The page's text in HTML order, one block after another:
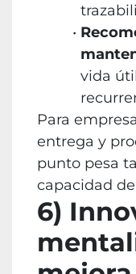
vida
Para
entrega y
punto pesa
capacidad
6)